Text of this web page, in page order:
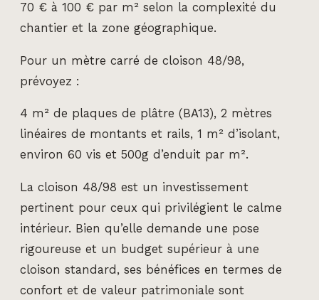
70 € à 100 € par m² selon la complexité du
chantier et la zone géographique.
Pour un mètre carré de cloison 48/98,
prévoyez :
4 m² de plaques de plâtre (BA13), 2 mètres
linéaires de montants et rails, 1 m² d’isolant,
environ 60 vis et 500g d’enduit par m².
La cloison 48/98 est un investissement
pertinent pour ceux qui privilégient le calme
intérieur. Bien qu’elle demande une pose
rigoureuse et un budget supérieur à une
cloison standard, ses bénéfices en termes de
confort et de valeur patrimoniale sont